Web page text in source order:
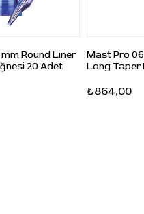
Round Liner
20 Adet
Mast Pro
Long Taper
₺864,00